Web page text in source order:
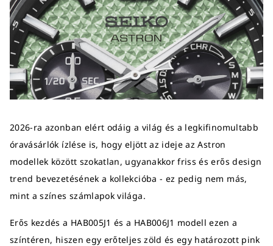
2026-ra azonban elért odáig a világ és a legkifinomultabb
óravásárlók ízlése is, hogy eljött az ideje az Astron
modellek között szokatlan, ugyanakkor friss és erős design
trend bevezetésének a kollekcióba - ez pedig nem más,
mint a színes számlapok világa.
Erős kezdés a HAB005J1 és a HAB006J1 modell ezen a
színtéren, hiszen egy erőteljes zöld és egy határozott pink